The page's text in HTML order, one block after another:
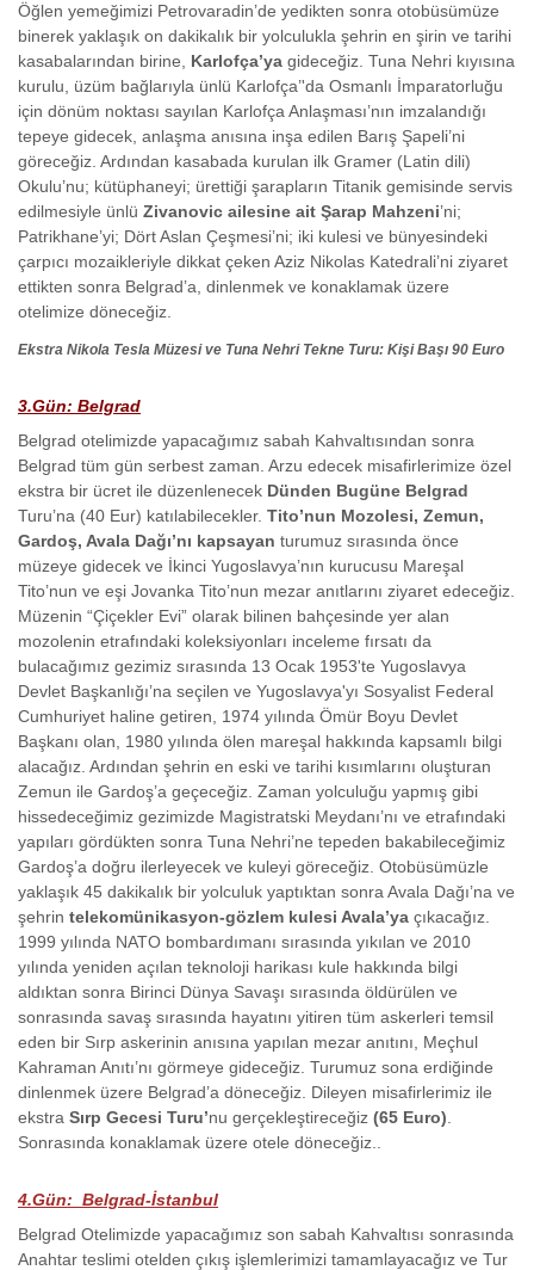
Öğlen yemeğimizi Petrovaradin’de yedikten sonra otobüsümüze
binerek yaklaşık on dakikalık bir yolculukla şehrin en şirin ve tarihi
kasabalarından birine, Karlofça’ya gideceğiz. Tuna Nehri kıyısına
kurulu, üzüm bağlarıyla ünlü Karlofça’'da Osmanlı İmparatorluğu
için dönüm noktası sayılan Karlofça Anlaşması’nın imzalandığı
tepeye gidecek, anlaşma anısına inşa edilen Barış Şapeli’ni
göreceğiz. Ardından kasabada kurulan ilk Gramer (Latin dili)
Okulu’nu; kütüphaneyi; ürettiği şarapların Titanik gemisinde servis
edilmesiyle ünlü Zivanovic ailesine ait Şarap Mahzeni’ni;
Patrikhane’yi; Dört Aslan Çeşmesi’ni; iki kulesi ve bünyesindeki
çarpıcı mozaikleriyle dikkat çeken Aziz Nikolas Katedrali’ni ziyaret
ettikten sonra Belgrad’a, dinlenmek ve konaklamak üzere
otelimize döneceğiz.
Ekstra Nikola Tesla Müzesi ve Tuna Nehri Tekne Turu: Kişi Başı 90 Euro
3.Gün: Belgrad
Belgrad otelimizde yapacağımız sabah Kahvaltısından sonra
Belgrad tüm gün serbest zaman. Arzu edecek misafirlerimize özel
ekstra bir ücret ile düzenlenecek Dünden Bugüne Belgrad
Turu’na (40 Eur) katılabilecekler. Tito’nun Mozolesi, Zemun,
Gardoş, Avala Dağı’nı kapsayan turumuz sırasında önce
müzeye gidecek ve İkinci Yugoslavya’nın kurucusu Mareşal
Tito’nun ve eşi Jovanka Tito’nun mezar anıtlarını ziyaret edeceğiz.
Müzenin “Çiçekler Evi” olarak bilinen bahçesinde yer alan
mozolenin etrafındaki koleksiyonları inceleme fırsatı da
bulacağımız gezimiz sırasında 13 Ocak 1953'te Yugoslavya
Devlet Başkanlığı’na seçilen ve Yugoslavya'yı Sosyalist Federal
Cumhuriyet haline getiren, 1974 yılında Ömür Boyu Devlet
Başkanı olan, 1980 yılında ölen mareşal hakkında kapsamlı bilgi
alacağız. Ardından şehrin en eski ve tarihi kısımlarını oluşturan
Zemun ile Gardoş’a geçeceğiz. Zaman yolculuğu yapmış gibi
hissedeceğimiz gezimizde Magistratski Meydanı’nı ve etrafındaki
yapıları gördükten sonra Tuna Nehri’ne tepeden bakabileceğimiz
Gardoş’a doğru ilerleyecek ve kuleyi göreceğiz. Otobüsümüzle
yaklaşık 45 dakikalık bir yolculuk yaptıktan sonra Avala Dağı’na ve
şehrin telekomünikasyon-gözlem kulesi Avala’ya çıkacağız.
1999 yılında NATO bombardımanı sırasında yıkılan ve 2010
yılında yeniden açılan teknoloji harikası kule hakkında bilgi
aldıktan sonra Birinci Dünya Savaşı sırasında öldürülen ve
sonrasında savaş sırasında hayatını yitiren tüm askerleri temsil
eden bir Sırp askerinin anısına yapılan mezar anıtını, Meçhul
Kahraman Anıtı’nı görmeye gideceğiz. Turumuz sona erdiğinde
dinlenmek üzere Belgrad’a döneceğiz. Dileyen misafirlerimiz ile
ekstra Sırp Gecesi Turu’nu gerçekleştireceğiz (65 Euro)
Sonrasında konaklamak üzere otele döneceğiz..
4.Gün: Belgrad-İstanbul
Belgrad Otelimizde yapacağımız son sabah Kahvaltısı sonrasında
Anahtar teslimi otelden çıkış işlemlerimizi tamamlayacağız ve Tur